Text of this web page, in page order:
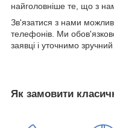
найголовніше те, що з
Зв'язатися з нами
телефонів. Ми
заявці і уточнимо
Як замовити